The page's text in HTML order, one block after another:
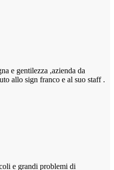
e gentilezza ,azienda da
allo sign franco e al suo staff .
e grandi problemi di